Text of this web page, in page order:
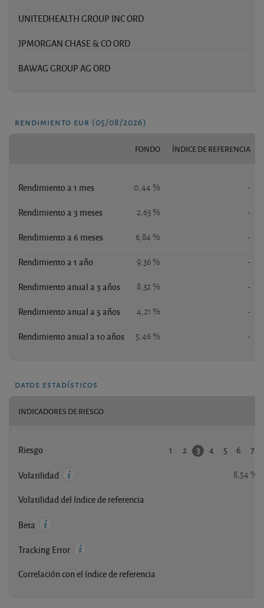
UNITEDHEALTH GROUP INC ORD
JPMORGAN CHASE & CO ORD
BAWAG GROUP AG ORD
rendimiento eur (05/08/2026)
FONDO ÍNDICE DE REFERENCIA
Rendimiento a 1 mes 0,44 % -
Rendimiento a 3 meses 2,63 % -
Rendimiento a 6 meses 6,84 % -
Rendimiento a 1 año 9,36 % -
Rendimiento anual a 3 años 8,32 % -
Rendimiento anual a 5 años 4,21 % -
Rendimiento anual a 10 años 5,46 % -
datos estadísticos
INDICADORES DE RIESGO
Riesgo 1 2 3 4 5 6 7
Volatilidad 8,54 %
Volatilidad del índice de referencia
Beta
Tracking Error
Correlación con el índice de referencia